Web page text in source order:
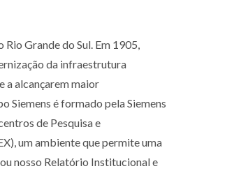
Rio Grande do Sul. Em 1905,
da infraestrutura
a alcançarem maior
Siemens é formado pelaSiemens
de Pesquisa e
um ambiente que permite uma
nosso Relatório Institucional e